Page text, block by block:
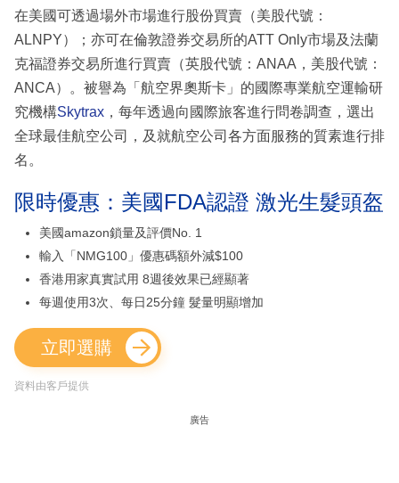
在美國可透過場外市場進行股份買賣（美股代號：
ALNPY）；亦可在倫敦證券交易所的ATT Only市場及法蘭
克福證券交易所進行買賣（英股代號：ANAA，美股代號：
ANCA）。被譽為「航空界奧斯卡」的國際專業航空運輸研
究機構Skytrax ，每年透過向國際旅客進行問卷調查，選出
全球最佳航空公司，及就航空公司各方面服務的質素進行排
名。
限時優惠：美國FDA認證 激光生髮頭盔
美國amazon鎖量及評價No. 1
輸入「NMG100」優惠碼額外減$100
香港用家真實試用 8週後效果已經顯著
每週使用3次、每日25分鐘 髮量明顯增加
立即選購
資料由客戶提供
廣告